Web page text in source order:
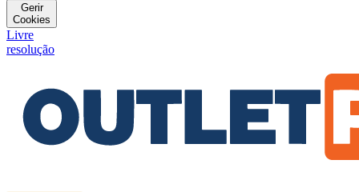
Gerir
Cookies
Livre
resolução